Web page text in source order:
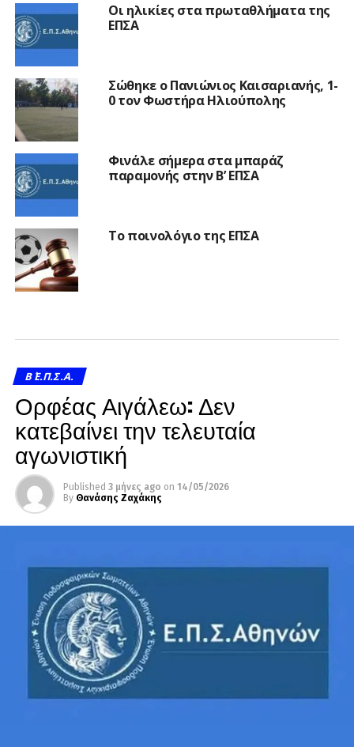
Οι ηλικίες στα πρωταθλήματα της
ΕΠΣΑ
Σώθηκε ο Πανιώνιος Καισαριανής, 1-
0 τον Φωστήρα Ηλιούπολης
Φινάλε σήμερα στα μπαράζ
παραμονής στην Β’ ΕΠΣΑ
Το ποινολόγιο της ΕΠΣΑ
Β΄ Ε.Π.Σ.Α.
Ορφέας Αιγάλεω: Δεν
κατεβαίνει την τελευταία
αγωνιστική
Published 3 μήνες ago on 14/05/2026
By Θανάσης Ζαχάκης